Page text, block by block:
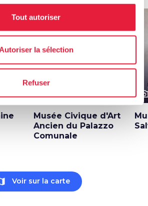
Tout autoriser
la sélection
Refuser
favorite_border
photo_camera
Musée Civique d'Art
Ancien du Palazzo
Comunale
Voir sur la carte